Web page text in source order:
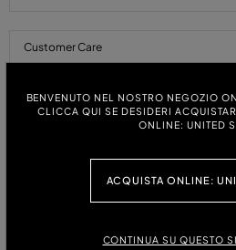
BENVENUTO NEL NOSTRO NEGOZIO
CLICCA QUI SE DESIDERI
ONLINE: UNITED
ACQUISTA ONLINE:
CONTINUA SU QUESTO
Customer Care
Commandes Et Expèditions
Retours Et Remboursements